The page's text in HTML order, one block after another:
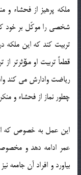
ملكه پرهیز از فحشاء و
شخصی را موكّل بر خود
تربیت كند كه این ملكه
قطعاً تربیت او مۆثرتر
ریاضت وادارش می كند
چطور نماز از فحشاء و
این عمل به خصوص كه
عمر ادامه دهد و
بیاورد و افراد آن جامعه